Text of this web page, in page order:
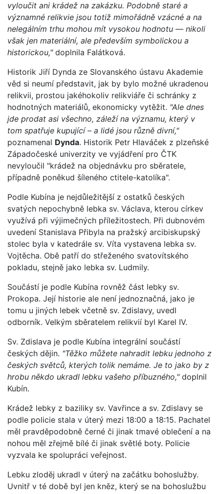
vyloučit ani krádež na zakázku. Podobně staré a
významné relikvie jsou totiž mimořádně vzácné a na
nelegálním trhu mohou mít vysokou hodnotu — nikoli
však jen materiální, ale především symbolickou a
historickou,"doplnila Falátková.
Historik Jiří Dynda ze Slovanského ústavu Akademie
věd si neumí představit, jak by bylo možné ukradenou
relikvii, prostou jakéhokoliv relikviáře či schránky z
hodnotných materiálů, ekonomicky vytěžit. "Ale dnes
jde prodat asi všechno, záleží na významu, který v
tom spatřuje kupující – a lidé jsou různě divní,"
poznamenal Dynda. Historik Petr Hlaváček z plzeňské
Západočeské univerzity ve vyjádření pro ČTK
nevyloučil "krádež na objednávku pro sběratele,
případně poněkud šíleného ctitele-katolíka".
Podle Kubína je nejdůležitější z ostatků českých
svatých nepochybně lebka sv. Václava, kterou církev
využívá při výjimečných příležitostech. Při dubnovém
uvedení Stanislava Přibyla na pražský arcibiskupský
stolec byla v katedrále sv. Víta vystavena lebka sv.
Vojtěcha. Obě patří do střeženého svatovítského
pokladu, stejně jako lebka sv. Ludmily.
Součástí je podle Kubína rovněž část lebky sv.
Prokopa. Její historie ale není jednoznačná, jako je
tomu u jiných lebek včetně sv. Zdislavy, uvedl
odborník. Velkým sběratelem relikvií byl Karel IV.
Sv. Zdislava je podle Kubína integrální součástí
českých dějin. "Těžko můžete nahradit lebku jednoho z
českých světců, kterých tolik nemáme. Je to jako by z
hrobu někdo ukradl lebku vašeho příbuzného,"doplnil
Kubín.
Krádež lebky z baziliky sv. Vavřince a sv. Zdislavy se
podle policie stala v úterý mezi 18:00 a 18:15. Pachatel
měl pravděpodobně černé či jinak tmavé oblečení a na
nohou měl zřejmě bílé či jinak světlé boty. Policie
vyzvala ke spolupráci veřejnost.
Lebku zloděj ukradl v úterý na začátku bohoslužby.
Uvnitř v té době byl jen kněz, který se na bohoslužbu